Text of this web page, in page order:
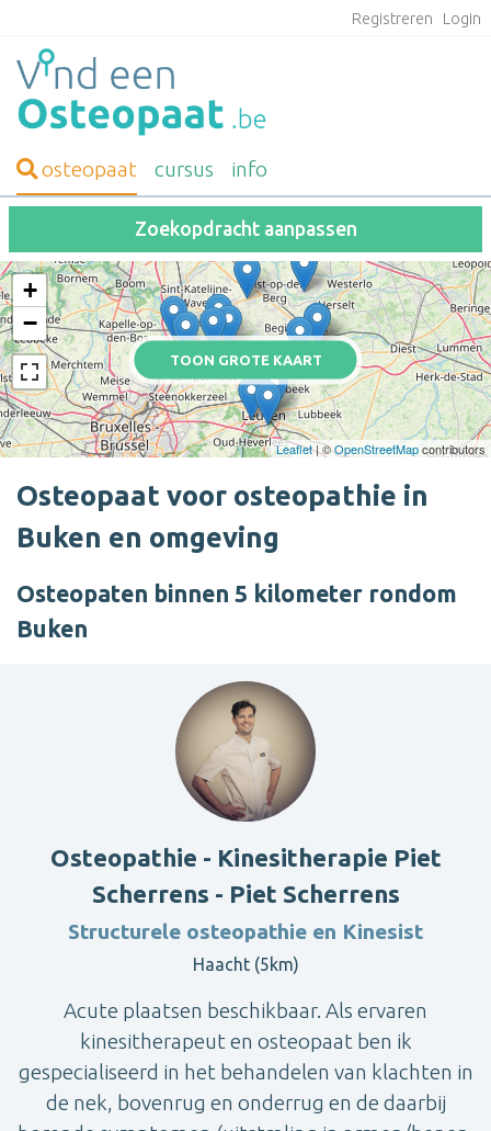
Registreren Login
osteopaat cursus info
Zoekopdracht aanpassen
TOON GROTE KAART
+
−
Leaflet| ©OpenStreetMapcontributors
Osteopaat voor osteopathie in
Buken en omgeving
Osteopaten binnen 5 kilometer rondom
Buken
Osteopathie - Kinesitherapie Piet
Scherrens - Piet Scherrens
Structurele osteopathie en Kinesist
Haacht (5km)
Acute plaatsen beschikbaar. Als ervaren
kinesitherapeut en osteopaat ben ik
gespecialiseerd in het behandelen van klachten in
de nek, bovenrug en onderrug en de daarbij